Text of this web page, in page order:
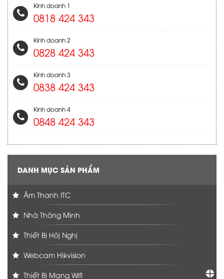
Kinh doanh 1
0818 424 343
Kinh doanh 2
0828 424 343
Kinh doanh 3
0838 424 343
Kinh doanh 4
0848 424 343
DANH MỤC SẢN PHẨM
Âm Thanh ITC
Nhà Thông Minh
Thiết Bị Hôị Nghị
Webcam Hikvision
Thiết Bị Mạng Wifi